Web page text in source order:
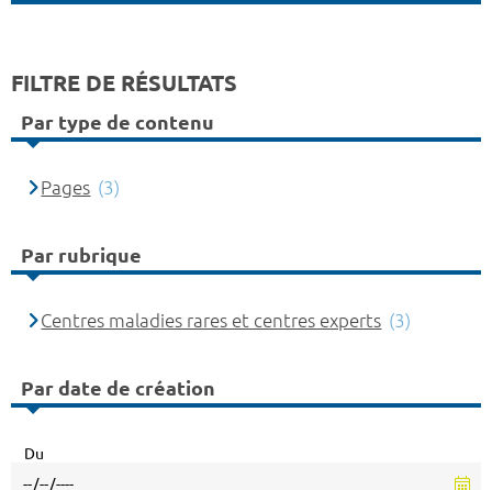
FILTRE DE RÉSULTATS
Par type de contenu
Pages (3)
Par rubrique
Centres maladies rares et centres experts (3)
Par date de création
Du